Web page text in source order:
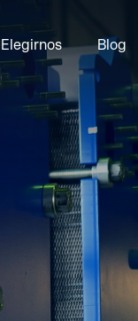
la Industria de
de Plantas
Intercambiadores de
Recubiertos de PTFE
Blog